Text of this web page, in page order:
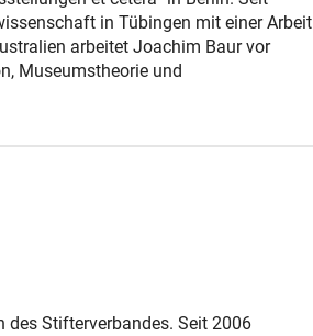
in Tübingen mit einer Arbeit
arbeitet Joachim Baur vor
Museumstheorie und
des Stifterverbandes. Seit 2006